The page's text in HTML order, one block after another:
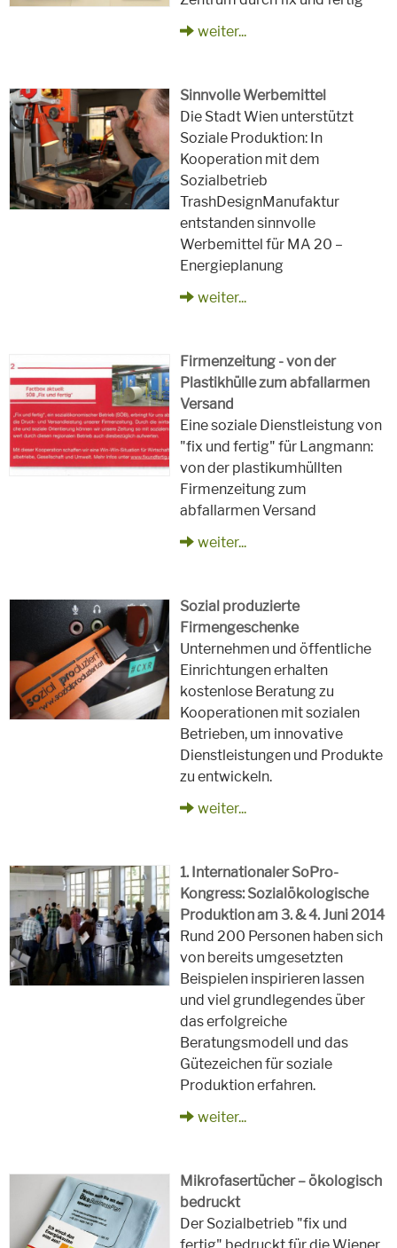
weiter...
Sinnvolle Werbemittel
Die Stadt Wien unterstützt
Soziale Produktion: In
Kooperation mit dem
Sozialbetrieb
TrashDesignManufaktur
entstanden sinnvolle
Werbemittel für MA 20 –
Energieplanung
weiter...
Firmenzeitung - von der
Plastikhülle zum abfallarmen
Versand
Eine soziale Dienstleistung von
"fix und fertig" für Langmann:
von der plastikumhüllten
Firmenzeitung zum
abfallarmen Versand
weiter...
Sozial produzierte
Firmengeschenke
Unternehmen und öffentliche
Einrichtungen erhalten
kostenlose Beratung zu
Kooperationen mit sozialen
Betrieben, um innovative
Dienstleistungen und Produkte
zu entwickeln.
weiter...
1. Internationaler SoPro-
Kongress: Sozialökologische
Produktion am 3. & 4. Juni 2014
Rund 200 Personen haben sich
von bereits umgesetzten
Beispielen inspirieren lassen
und viel grundlegendes über
das erfolgreiche
Beratungsmodell und das
Gütezeichen für soziale
Produktion erfahren.
weiter...
Mikrofasertücher – ökologisch
bedruckt
Der Sozialbetrieb "fix und